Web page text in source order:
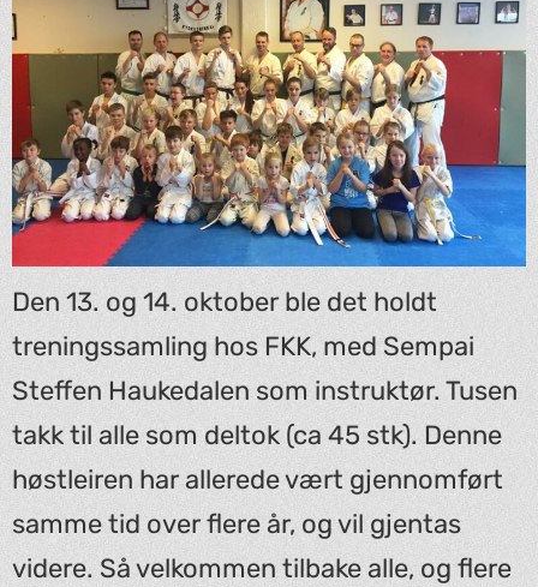
Den 13. og 14. oktober ble det holdt
treningssamling hos FKK, med Sempai
Steffen Haukedalen som instruktør. Tusen
takk til alle som deltok (ca 45 stk). Denne
høstleiren har allerede vært gjennomført
samme tid over flere år, og vil gjentas
videre. Så velkommen tilbake alle, og flere